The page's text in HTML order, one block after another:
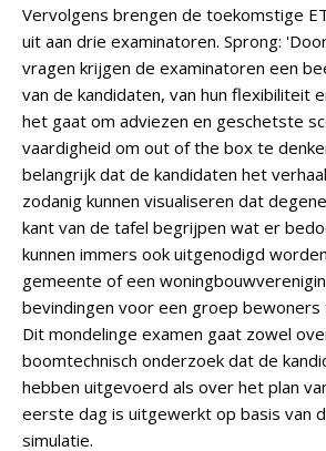
Vervolgens brengen de toekomstige
uit aan drie examinatoren. Sprong:
vragen krijgen de examinatoren een
van de kandidaten, van hun flexibiliteit
het gaat om adviezen en geschetste
vaardigheid om out of the box te
belangrijk dat de kandidaten het
zodanig kunnen visualiseren dat
kant van de tafel begrijpen wat er
kunnen immers ook uitgenodigd
gemeente of een
bevindingen voor een groep
Dit mondelinge examen gaat zowel
boomtechnisch onderzoek dat de
hebben uitgevoerd als over het plan
eerste dag is uitgewerkt op basis van
simulatie.